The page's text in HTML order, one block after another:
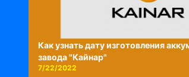
Как узнать дату изготовления
завода "Кайнар"
7/22/2022